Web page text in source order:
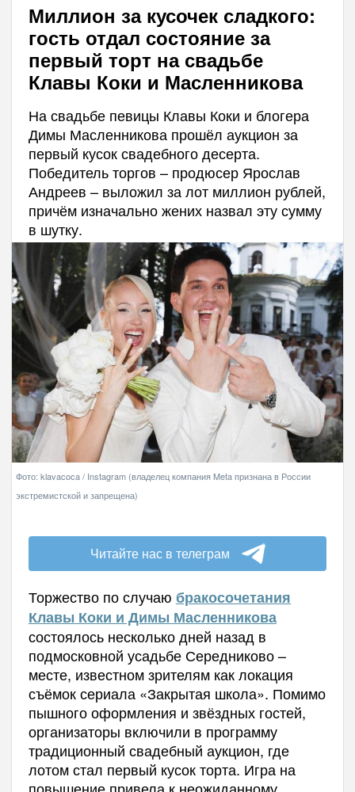
Миллион за кусочек сладкого:
гость отдал состояние за
первый торт на свадьбе
Клавы Коки и Масленникова
На свадьбе певицы Клавы Коки и блогера
Димы Масленникова прошёл аукцион за
первый кусок свадебного десерта.
Победитель торгов – продюсер Ярослав
Андреев – выложил за лот миллион рублей,
причём изначально жених назвал эту сумму
в шутку.
Фото: klavacoca / Instagram (владелец компания Meta признана в России
экстремистской и запрещена)
Читайте нас в телеграм
Торжество по случаю бракосочетания
Клавы Коки и Димы Масленникова
состоялось несколько дней назад в
подмосковной усадьбе Середниково –
месте, известном зрителям как локация
съёмок сериала «Закрытая школа». Помимо
пышного оформления и звёздных гостей,
организаторы включили в программу
традиционный свадебный аукцион, где
лотом стал первый кусок торта. Игра на